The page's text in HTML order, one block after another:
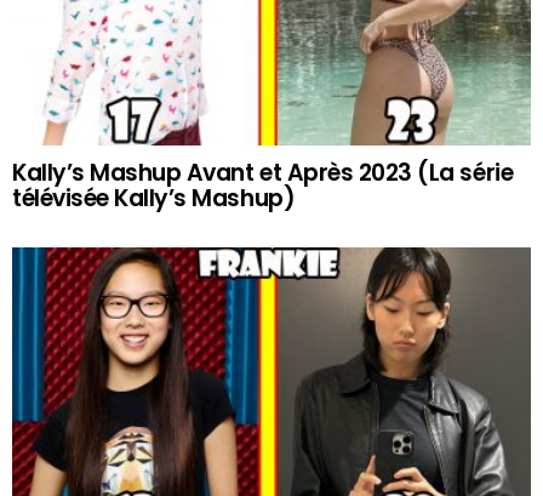
Kally’s Mashup Avant et Après 2023 (La série
télévisée Kally’s Mashup)